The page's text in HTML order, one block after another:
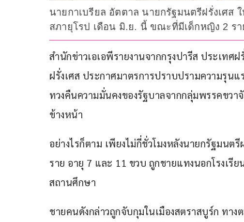
นายกาเบรียล อัตตาล นายกรัฐมนตรีฝรั่งเศส
สภายุโรป เดือน มิ.ย. นี้ ขณะที่มีเด็กหญิง 2 รา
สำนักข่าวเอเอพีรายงานจากกรุงปารีส ประเทศ
ฝรั่งเศส ประกาศมาตรการปราบปรามความรุนแ
ทวงคืนความมั่นคงของรัฐบาลจากกลุ่มพรรคขวา
ข้างหน้า
อย่างไรก็ตาม เพียงไม่กี่ชั่วโมงหลังนายกรัฐมนต
ราย อายุ 7 และ 11 ขวบ ถูกชายแทงนอกโรงเรี
สถานศึกษา
ชายคนดังกล่าวถูกจับกุมในเมืองสตราสบูร์ก ทาง